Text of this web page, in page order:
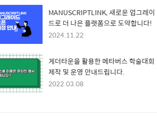
MANUSCRIPTLINK, 새로운 업그레이
드로 더 나은 플랫폼으로 도약합니다!
2024.11.22
게더타운을 활용한 메타버스 학술대회
제작 및 운영 안내드립니다.
2022.03.08